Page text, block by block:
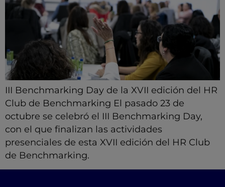
III Benchmarking Day de la XVII edición del HR
Club de Benchmarking El pasado 23 de
octubre se celebró el III Benchmarking Day,
con el que finalizan las actividades
presenciales de esta XVII edición del HR Club
de Benchmarking.